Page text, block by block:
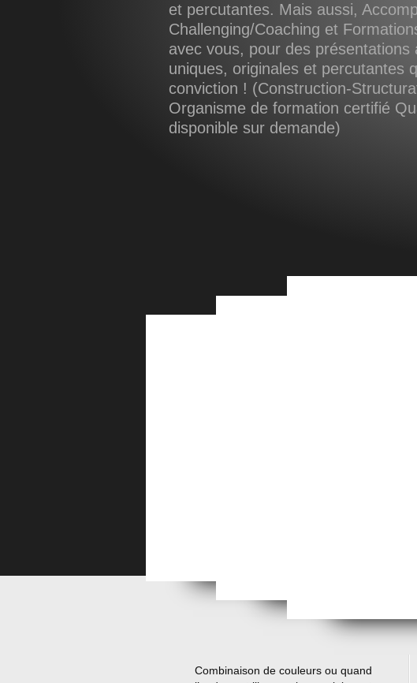
et percutantes. Mais aussi,
Challenging/Coaching et
avec vous, pour des présentations
uniques, originales et percutantes
conviction ! (Construction-
Organisme de formation certifié
disponible sur demande)
Les 6
Combinaison de couleurs ou quand